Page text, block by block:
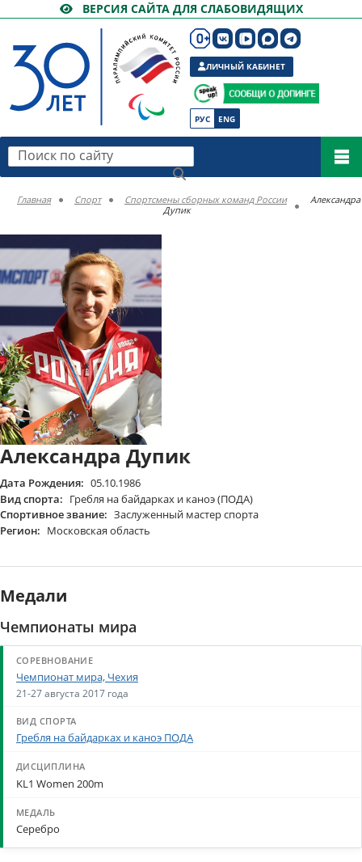
ВЕРСИЯ САЙТА ДЛЯ СЛАБОВИДЯЩИХ
РУС ENG
ЛИЧНЫЙ КАБИНЕТ
Поиск по сайту
Главная Спорт Спортсмены сборных команд России
Александра
Дупик
Александра Дупик
Дата Рождения: 05.10.1986
Вид спорта: Гребля на байдарках и каноэ (ПОДА)
Спортивное звание: Заслуженный мастер спорта
Регион: Московская область
Медали
Чемпионаты мира
Чемпионат мира, Чехия
21-27 августа 2017 года
Гребля на байдарках и каноэ ПОДА
KL1 Women 200m
Серебро